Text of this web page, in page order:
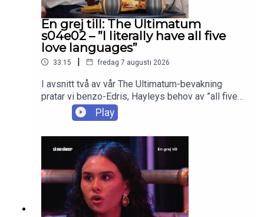
En grej till: The Ultimatum
s04e02 – ”I literally have all five
love languages”
33:15 | fredag 7 augusti 2026
I avsnitt två av vår The Ultimatum-bevakning
pratar vi benzo-Edris, Hayleys behov av ”all five
love languages”, att charmas av folks påståenden
om sig själva, Killians mopsutseende, Davids jag-
icke-game, creepy åldersskillnader + mycket mer.
Play